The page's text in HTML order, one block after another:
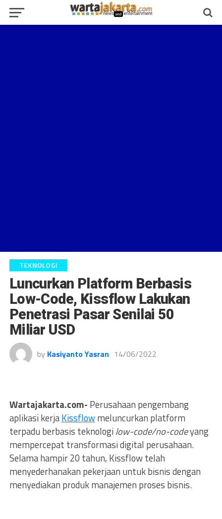
TEKNOLOGI
Luncurkan Platform Berbasis
Low-Code, Kissflow Lakukan
Penetrasi Pasar Senilai 50
Miliar USD
by Kasiyanto Yasran 14/06/2022
Wartajakarta.com- Perusahaan pengembang
aplikasi kerjaKissflowmeluncurkan platform
terpadu berbasis teknologilow-code/no-codeyang
mempercepat transformasi digital perusahaan.
Selama hampir 20 tahun, Kissflow telah
menyederhanakan pekerjaan untuk bisnis dengan
menyediakan produk manajemen proses bisnis.